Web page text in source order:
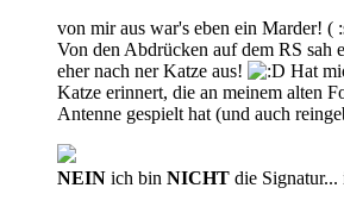
von mir aus war's eben ein Marder! (
Von den Abdrücken auf dem RS sah
eher nach ner Katze aus!
Hat
Katze erinnert, die an meinem alten
Antenne gespielt hat (und auch
NEIN ich bin NICHT die Signatur...